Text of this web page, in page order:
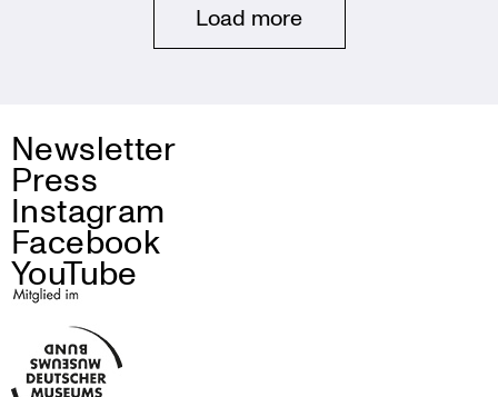
navigationLoad more
Newsletter
Press
Instagram
Facebook
YouTube